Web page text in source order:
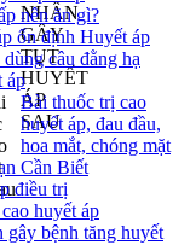
nên ăn gì?
ổn định Huyết áp
dùng câu đằng hạ
áp
Bài thuốc trị cao
huyết áp, đau đầu,
hoa mắt, chóng mặt
Cần Biết
điều trị
huyết áp
gây bệnh tăng huyết